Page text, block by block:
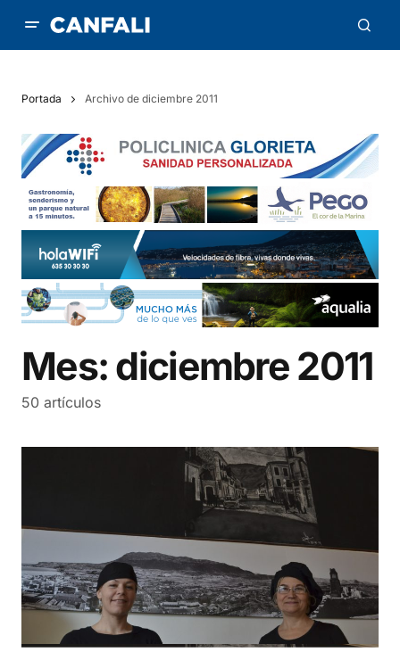
Portada Archivo de diciembre 2011
Mes:diciembre 2011
50 artículos